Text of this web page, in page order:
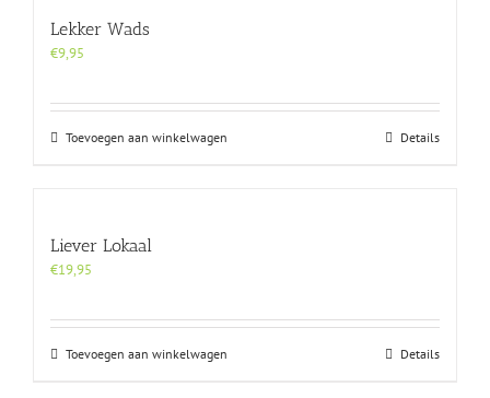
Lekker Wads
€9,95
Toevoegen aan winkelwagen Details
Liever Lokaal
€19,95
Toevoegen aan winkelwagen Details